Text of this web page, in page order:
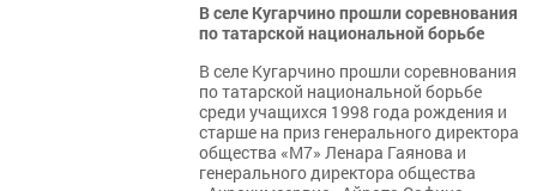
В селе Кугарчино прошли соревнования
по татарской национальной борьбе
В селе Кугарчино прошли соревнования
по татарской национальной борьбе
среди учащихся 1998 года рождения и
старше на приз генерального директора
общества «М7» Ленара Гаянова и
генерального директора общества